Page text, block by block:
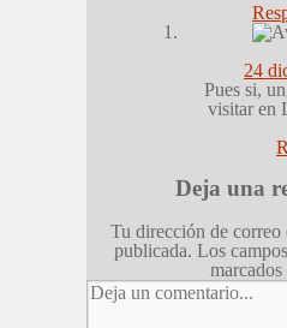
24
Pues si,
visitar en
Deja una
Tu dirección de correo
publicada. Los
marcados